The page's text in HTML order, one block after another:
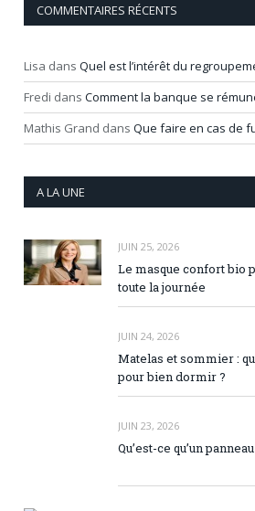
COMMENTAIRES RÉCENTS
Lisa dans Quel est l’intérêt du
Fredi dans Comment la banque se
Mathis Grand dans Que faire en cas de
A LA UNE
JUIN 25, 2026
Le masque confort bio
toute la journée
JUIN 24, 2026
Matelas et sommier :
pour bien dormir ?
JUIN 23, 2026
Qu’est-ce qu’un